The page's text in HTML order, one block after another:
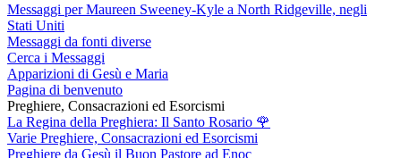
Messaggi per Maureen Sweeney-Kyle a North Ridgeville, negli
Stati Uniti
Messaggi da fonti diverse
Cerca i Messaggi
Apparizioni di Gesù e Maria
Pagina di benvenuto
Preghiere, Consacrazioni ed Esorcismi
La Regina della Preghiera: Il Santo Rosario 🌹
Varie Preghiere, Consacrazioni ed Esorcismi
Preghiere da Gesù il Buon Pastore ad Enoc